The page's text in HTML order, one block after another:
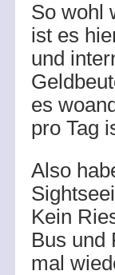
So wohl
ist es
und
es
pro Tag
Also
Kein
Bus und
mal